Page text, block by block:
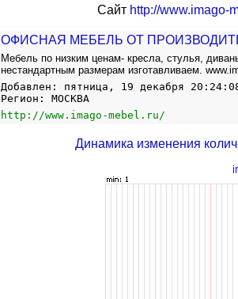
Сайт http://www.imago-
ОФИСНАЯ МЕБЕЛЬ ОТ
Мебель по низким ценам- кресла, стулья,
нестандартным размерам изготавливаем.
Добавлен: пятница, 19 декабря
Регион: МОСКВА
http://www.imago-mebel.ru/
Динамика изменения